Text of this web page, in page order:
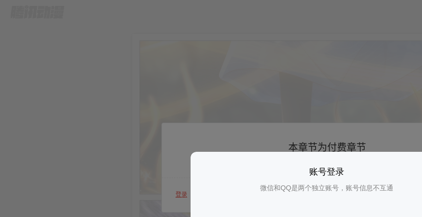
账号登录
微信和QQ是两个独立账号，账号信息不互通